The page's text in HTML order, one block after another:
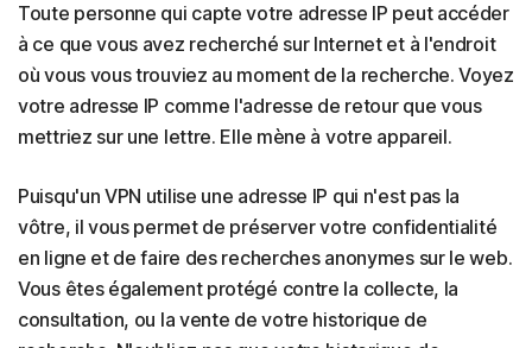
Toute personne qui capte votre adresse IP peut accéder
à ce que vous avez recherché sur Internet et à l'endroit
où vous vous trouviez au moment de la recherche. Voyez
votre adresse IP comme l'adresse de retour que vous
mettriez sur une lettre. Elle mène à votre appareil.
Puisqu'un VPN utilise une adresse IP qui n'est pas la
vôtre, il vous permet de préserver votre confidentialité
en ligne et de faire des recherches anonymes sur le web.
Vous êtes également protégé contre la collecte, la
consultation, ou la vente de votre historique de